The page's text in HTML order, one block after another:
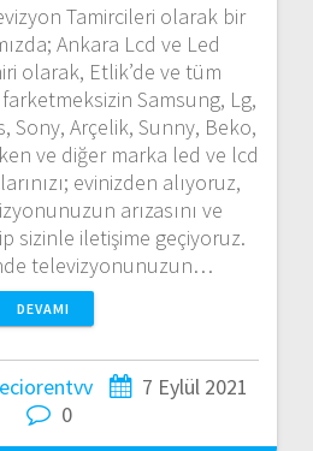
Tamircileri olarak bir
Ankara Lcd ve Led
olarak, Etlik’de ve tüm
Samsung, Lg,
Sony, Arçelik, Sunny, Beko,
ve diğer marka led ve lcd
evinizden alıyoruz,
arızasını ve
sizinle iletişime geçiyoruz.
televizyonunuzun…
DEVAMI
7 Eylül 2021
0